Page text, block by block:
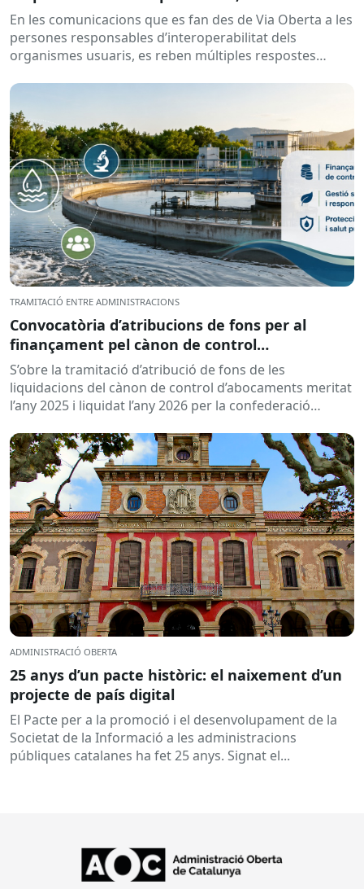
En les comunicacions que es fan des de Via Oberta a les
persones responsables d’interoperabilitat dels
organismes usuaris, es reben múltiples respostes
TRAMITACIÓ ENTRE ADMINISTRACIONS
Convocatòria d’atribucions de fons per al
finançament pel cànon de control
d’abocaments meritat l’any 2025 i liquidat l’any
2026
S’obre la tramitació d’atribució de fons de les
liquidacions del cànon de control d’abocaments meritat
l’any 2025 i liquidat l’any 2026 per la confederació
ADMINISTRACIÓ OBERTA
25 anys d’un pacte històric: el naixement d’un
projecte de país digital
El Pacte per a la promoció i el desenvolupament de la
Societat de la Informació a les administracions
públiques catalanes ha fet 25 anys. Signat el...